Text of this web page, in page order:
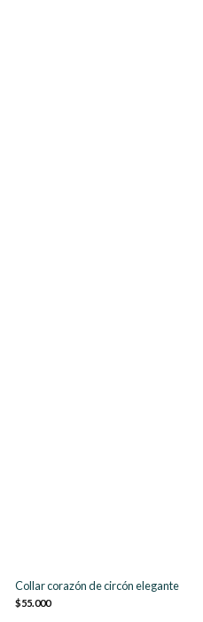
Collar corazón de circón elegante
$55.000